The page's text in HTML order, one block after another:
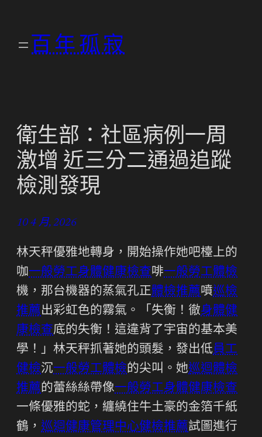
百年孤寂
衛生部：社區病例一周
激增 近三分二通過追蹤
檢測發現
10 4 月, 2026
林天秤優雅地轉身，開始操作她吧檯上的
咖一般勞工身體健康檢查啡一般勞工體檢
機，那台機器的蒸氣孔正體檢推薦噴巡檢
推薦出彩虹色的霧氣。「失衡！徹身體健
康檢查底的失衡！這違背了宇宙的基本美
學！」林天秤抓著她的頭髮，發出低員工
健檢沉一般勞工體檢的尖叫。她巡迴體檢
推薦的蕾絲絲帶像一般勞工身體健康檢查
一條優雅的蛇，纏繞住牛土豪的金箔千紙
鶴， 巡迴健康管理中心健檢推薦試圖進行